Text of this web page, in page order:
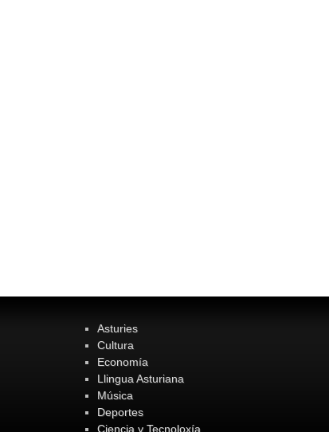
Asturies
Cultura
Economía
Llingua Asturiana
Música
Deportes
Ciencia y Tecnoloxía